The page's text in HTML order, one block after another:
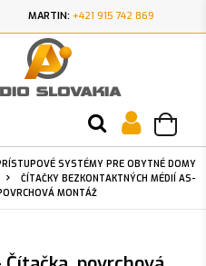
MARTIN: +421 915 742 869
SYSTÉMY PRE OBYTNÉ DOMY
ČÍTAČKY BEZKONTAKTNÝCH MÉDIÍ AS-
MONTÁŽ